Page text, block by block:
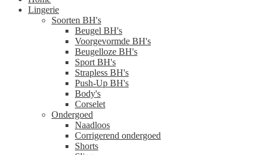
Lingerie
Soorten BH's
Beugel BH's
Voorgevormde BH's
Beugelloze BH's
Sport BH's
Strapless BH's
Push-Up BH's
Body's
Corselet
Ondergoed
Naadloos
Corrigerend ondergoed
Shorts